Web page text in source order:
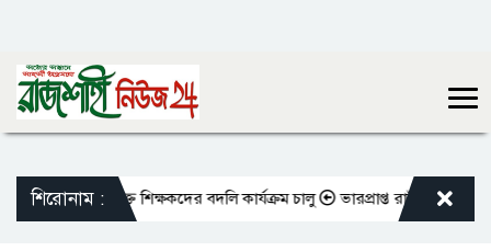
শিরোনাম :
এমপিওভুক্ত শিক্ষকদের বদলি কার্যক্রম চালু ভারপ্রাপ্ত রাষ্ট্রপতিকে শুভেচ্ছা